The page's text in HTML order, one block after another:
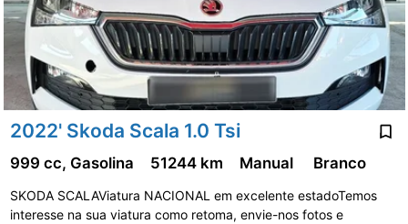
2022' Skoda Scala 1.0 Tsi
999 cc, Gasolina 51244 km Manual Branco
SKODA SCALAViatura NACIONAL em excelente estadoTemos
interesse na sua viatura como retoma, envie-nos fotos e